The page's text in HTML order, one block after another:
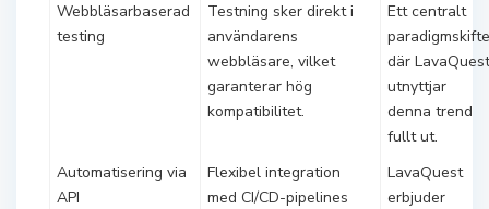
Webbläsarbaserad
testing
Testning sker direkt i
användarens
webbläsare, vilket
garanterar hög
kompatibilitet.
Ett centralt
paradigmskifte
där LavaQuest
utnyttjar
denna trend
fullt ut.
Automatisering via
API
Flexibel integration
med CI/CD-pipelines
LavaQuest
erbjuder